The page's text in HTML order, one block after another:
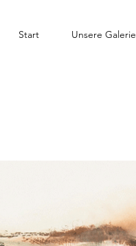
Start Unsere Galerie